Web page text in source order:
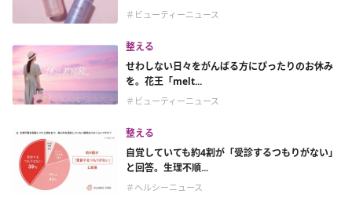
＃ビューティーニュース
整える
せわしない日々をがんばる方にぴったりのお休み
を。花王「melt...
＃ビューティーニュース
整える
自覚していても約4割が「受診するつもりがない」
と回答。生理不順...
＃ヘルシーニュース